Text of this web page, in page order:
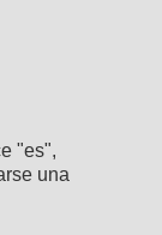
"es",
una